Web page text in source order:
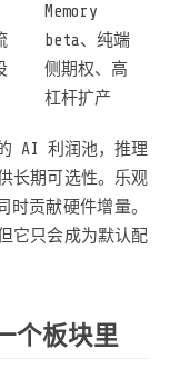
Memory
beta、纯端
侧期权、高
杠杆扩产
AI 利润池，推理
长期可选性。乐观
贡献硬件增量。
它只会成为默认配
个板块里